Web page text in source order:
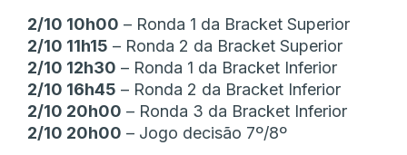
2/10 10h00 – Ronda 1 da Bracket Superior
2/10 11h15 – Ronda 2 da Bracket Superior
2/10 12h30 – Ronda 1 da Bracket Inferior
2/10 16h45 – Ronda 2 da Bracket Inferior
2/10 20h00 – Ronda 3 da Bracket Inferior
2/10 20h00 – Jogo decisão 7º/8º